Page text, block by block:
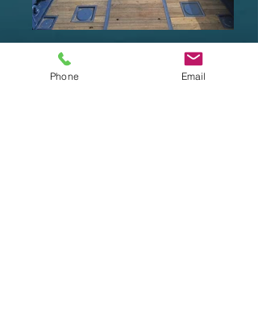
Phone Email